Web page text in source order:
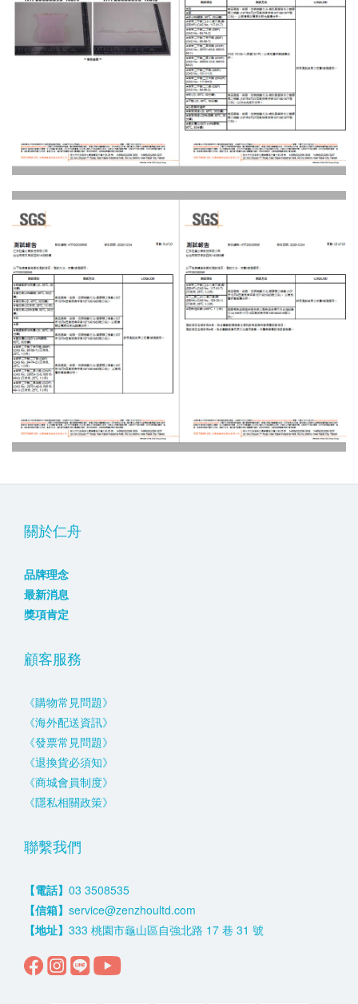
關於仁舟
品牌理念
最新消息
獎項肯定
顧客服務
《購物常見問題》
《海外配送資訊》
《發票常見問題》
《退換貨必須知》
《商城會員制度》
《隱私相關政策》
聯繫我們
【電話】 03 3508535
【信箱】 service@zenzhoultd.com
【地址】 333 桃園市龜山區自強北路 17 巷 31 號